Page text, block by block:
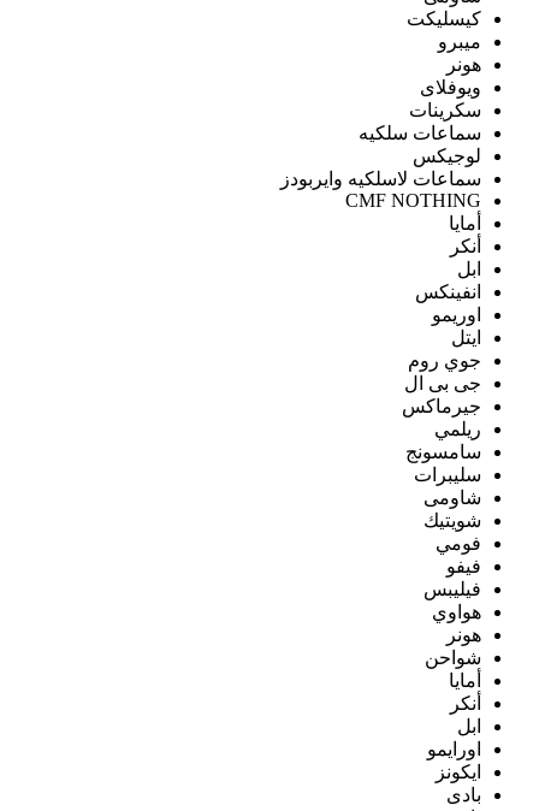
كيسليكت
ميبرو
هونر
ويوفلاى
سكرينات
سماعات سلكيه
لوجيكس
سماعات لاسلكيه وايربودز
CMF NOTHING
أمايا
أنكر
ابل
انفينكس
اوريمو
ايتل
جوي روم
جى بى ال
جيرماكس
ريلمي
سامسونج
سليبرات
شاومى
شويتيك
فومي
فيفو
فيليبس
هواوي
هونر
شواحن
أمايا
أنكر
ابل
اورايمو
ايكونز
بادى